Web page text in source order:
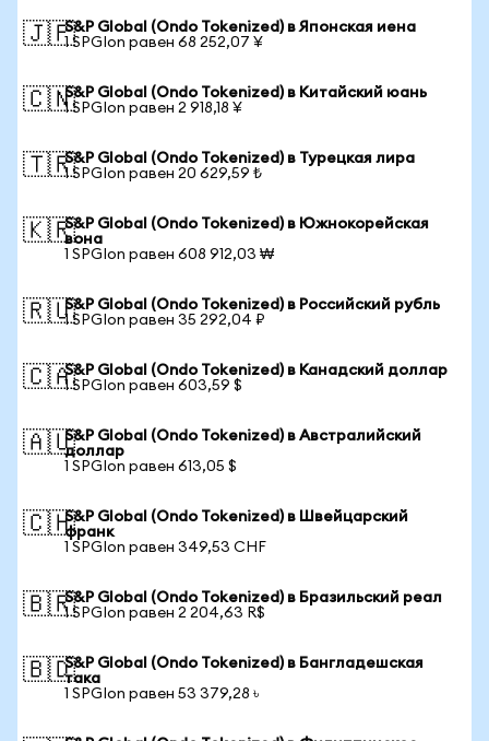
🇯🇵S&P Global (Ondo Tokenized) в Японская иена
1 SPGIon равен 68 252,07 ¥
🇨🇳S&P Global (Ondo Tokenized) в Китайский юань
1 SPGIon равен 2 918,18 ¥
🇹🇷S&P Global (Ondo Tokenized) в Турецкая лира
1 SPGIon равен 20 629,59 ₺
🇰🇷S&P Global (Ondo Tokenized) в Южнокорейская
вона
1 SPGIon равен 608 912,03 ₩
🇷🇺S&P Global (Ondo Tokenized) в Российский рубль
1 SPGIon равен 35 292,04 ₽
🇨🇦S&P Global (Ondo Tokenized) в Канадский доллар
1 SPGIon равен 603,59 $
🇦🇺S&P Global (Ondo Tokenized) в Австралийский
доллар
1 SPGIon равен 613,05 $
🇨🇭S&P Global (Ondo Tokenized) в Швейцарский
франк
1 SPGIon равен 349,53 CHF
🇧🇷S&P Global (Ondo Tokenized) в Бразильский реал
1 SPGIon равен 2 204,63 R$
🇧🇩S&P Global (Ondo Tokenized) в Бангладешская
така
1 SPGIon равен 53 379,28 ৳